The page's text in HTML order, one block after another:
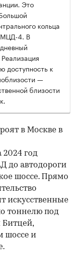
Это
кольца
МЦД-4. В
доступность к
—
близости
в Москве в
2024 год
до автодороги
шоссе. Прямо
искусственные
тоннелю под
шоссе и